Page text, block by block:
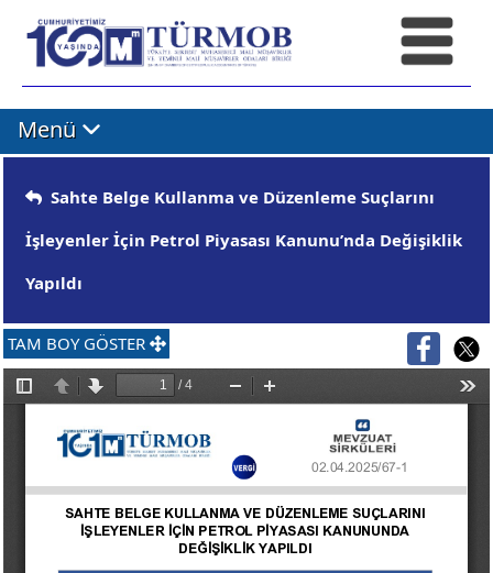
Menü
Sahte Belge Kullanma ve Düzenleme Suçlarını
İşleyenler İçin Petrol Piyasası Kanunu’nda Değişiklik
Yapıldı
TAM BOY GÖSTER